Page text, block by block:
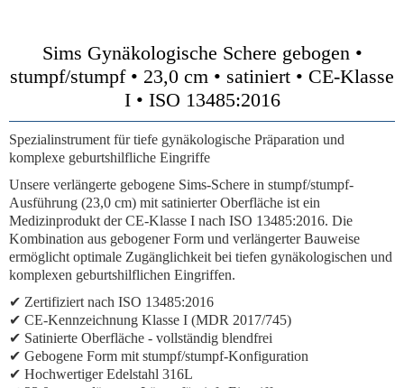
Sims Gynäkologische Schere gebogen •
stumpf/stumpf • 23,0 cm • satiniert • CE-Klasse
I • ISO 13485:2016
Spezialinstrument für tiefe gynäkologische Präparation und
komplexe geburtshilfliche Eingriffe
Unsere verlängerte gebogene Sims-Schere in stumpf/stumpf-
Ausführung (23,0 cm) mit satinierter Oberfläche ist ein
Medizinprodukt derCE-Klasse I nach ISO 13485:2016. Die
Kombination aus gebogener Form und verlängerter Bauweise
ermöglicht optimale Zugänglichkeit bei tiefen gynäkologischen und
komplexen geburtshilflichen Eingriffen.
✔ Zertifiziert nach ISO 13485:2016
✔ CE-Kennzeichnung Klasse I (MDR 2017/745)
✔ Satinierte Oberfläche - vollständig blendfrei
✔ Gebogene Form mit stumpf/stumpf-Konfiguration
✔ Hochwertiger Edelstahl 316L